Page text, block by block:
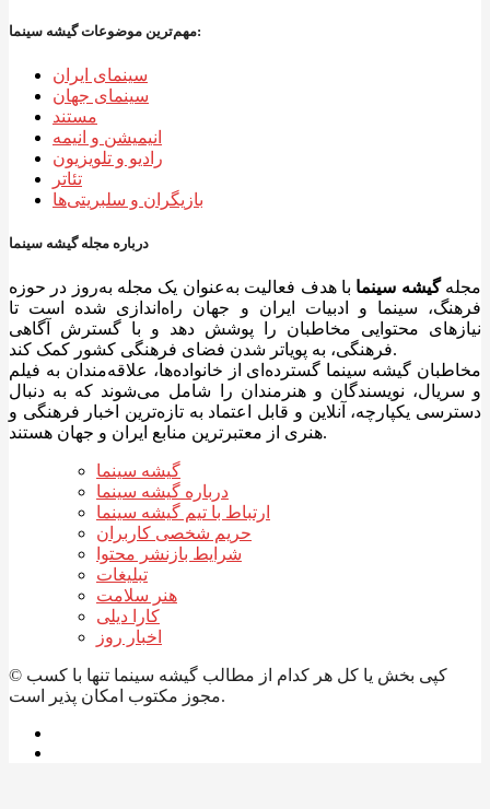
مهم‌ترین موضوعات گیشه سینما:
سینمای ایران
سینمای جهان
مستند
انیمیشن و انیمه
رادیو و تلویزیون
تئاتر
بازیگران و سلبریتی‌ها
درباره مجله گیشه سینما
مجلهگیشه سینما با هدف فعالیت به‌عنوان یک مجله به‌روز در حوزه
فرهنگ، سینما و ادبیات ایران و جهان راه‌اندازی شده است تا
نیازهای محتوایی مخاطبان را پوشش دهد و با گسترش آگاهی
فرهنگی، به پویاتر شدن فضای فرهنگی کشور کمک کند.
مخاطبان گیشه سینما گسترده‌ای از خانواده‌ها، علاقه‌مندان به فیلم
و سریال، نویسندگان و هنرمندان را شامل می‌شوند که به دنبال
دسترسی یکپارچه، آنلاین و قابل اعتماد به تازه‌ترین اخبار فرهنگی و
هنری از معتبرترین منابع ایران و جهان هستند.
گیشه سینما
درباره گیشه سینما
ارتباط با تیم گیشه سینما
حریم شخصی کاربران
شرایط بازنشر محتوا
تبلیغات
هنر سلامت
کارا دیلی
اخبار روز
© کپی بخش یا کل هر کدام از مطالب گیشه سینما تنها با کسب
مجوز مکتوب امکان پذیر است.